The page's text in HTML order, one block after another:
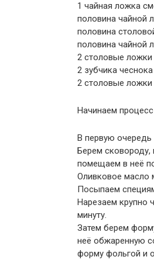
1 чайная ложка
половина чайной
половина
половина чайной
2 столовые
2 зубчика чеснока
2 столовые
Начинаем процесс
В первую очередь
Берем сковороду,
помещаем в неё
Оливковое масло
Посыпаем
Нарезаем крупно
минуту.
Затем берем
неё обжаренную
форму фольгой и